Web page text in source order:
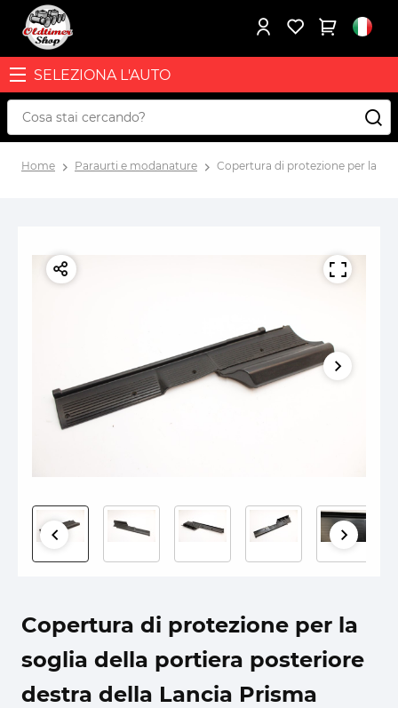
SELEZIONA L'AUTO
Home Paraurti e modanature Copertura di protezione per la
Copertura di protezione per la
soglia della portiera posteriore
destra della Lancia Prisma